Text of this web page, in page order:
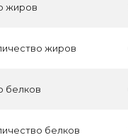
жиров
жиров
белков
белков